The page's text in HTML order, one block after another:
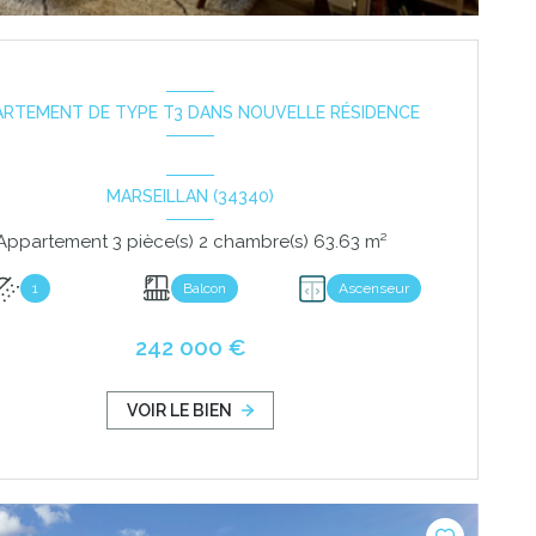
DE TYPE T3 DANS NOUVELLE RÉSIDENCE
MARSEILLAN (34340)
Appartement 3 pièce(s) 2 chambre(s) 63.63 m²
1 Balcon Ascenseur
242 000 €
VOIR LE BIEN